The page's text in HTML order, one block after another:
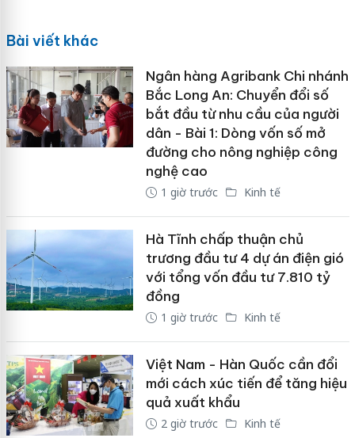
Bài viết khác
Ngân hàng Agribank Chi nhánh
Bắc Long An: Chuyển đổi số
bắt đầu từ nhu cầu của người
dân - Bài 1: Dòng vốn số mở
đường cho nông nghiệp công
nghệ cao
1 giờ trước Kinh tế
Hà Tĩnh chấp thuận chủ
trương đầu tư 4 dự án điện gió
với tổng vốn đầu tư 7.810 tỷ
đồng
1 giờ trước Kinh tế
Việt Nam - Hàn Quốc cần đổi
mới cách xúc tiến để tăng hiệu
quả xuất khẩu
2 giờ trước Kinh tế